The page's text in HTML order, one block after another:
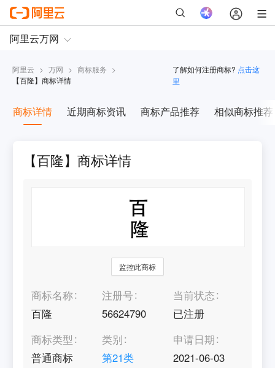
阿里云 > 万网 > 商标服务 >
【百隆】商标详情
了解如何注册商标? 点击这
里
商标详情 近期商标资讯 商标产品推荐 相似商标推荐
【百隆】商标详情
监控此商标
商标名称
百隆
注册号
56624790
当前状态
已注册
商标类型
普通商标
类别
第21类
申请日期
2021-06-03